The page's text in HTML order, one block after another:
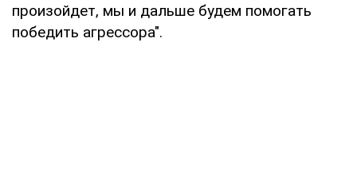
произойдет, мы и дальше будем помогать
победить агрессора".